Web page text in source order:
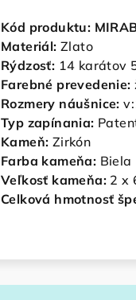
Kód produktu:
Materiál: Zlato
Rýdzosť: 14 karátov
Farebné prevedenie:
Rozmery náušnice:
Typ zapínania:
Kameň: Zirkón
Farba kameňa: Biela
Veľkosť kameňa: 2 x
Celková hmotnosť